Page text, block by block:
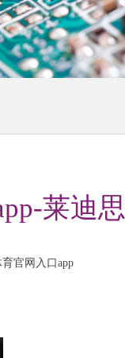
莱迪
官网入口app